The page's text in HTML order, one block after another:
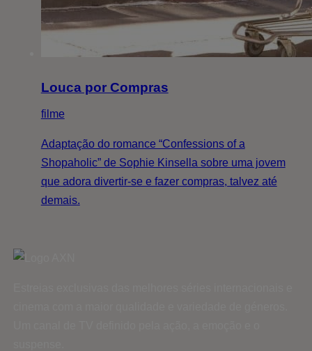
Louca por Compras
filme
Adaptação do romance “Confessions of a
Shopaholic” de Sophie Kinsella sobre uma jovem
que adora divertir-se e fazer compras, talvez até
demais.